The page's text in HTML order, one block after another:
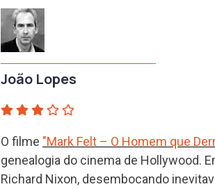
João Lopes
O filme "Mark Felt – O Homem que
genealogia do cinema de Hollywood.
Richard Nixon, desembocando